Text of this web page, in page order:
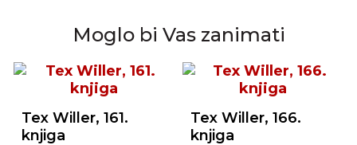
Moglo bi Vas zanimati
Tex Willer, 161.
knjiga
Tex Willer, 166.
knjiga